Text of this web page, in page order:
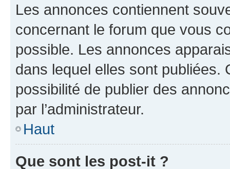
Les annonces contiennent
concernant le forum que vous
possible. Les annonces
dans lequel elles sont publiées.
possibilité de publier des
par l’administrateur.
Haut
Que sont les post-it ?